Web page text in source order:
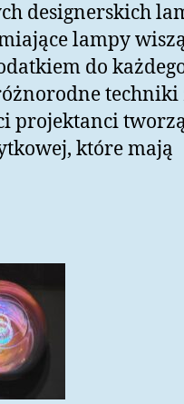
designerskich
lampy
do
techniki
projektanci
które mają